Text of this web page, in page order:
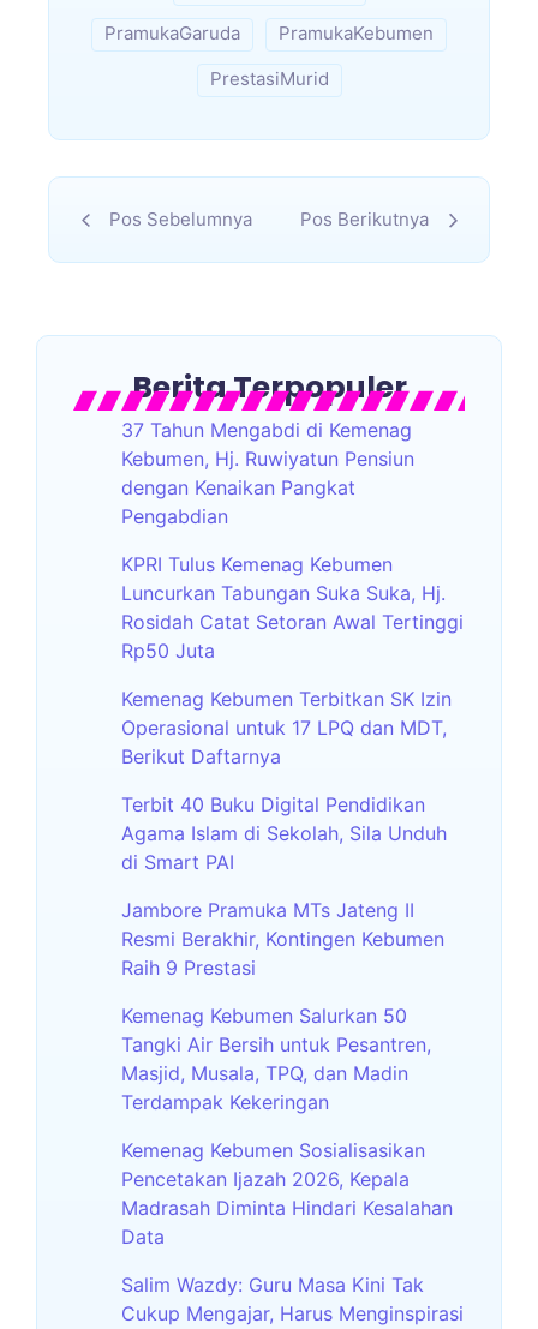
PramukaGaruda
PramukaKebumen
PrestasiMurid
Pos Sebelumnya Pos Berikutnya
Berita Terpopuler
37 Tahun Mengabdi di Kemenag
Kebumen, Hj. Ruwiyatun Pensiun
dengan Kenaikan Pangkat
Pengabdian
KPRI Tulus Kemenag Kebumen
Luncurkan Tabungan Suka Suka, Hj.
Rosidah Catat Setoran Awal Tertinggi
Rp50 Juta
Kemenag Kebumen Terbitkan SK Izin
Operasional untuk 17 LPQ dan MDT,
Berikut Daftarnya
Terbit 40 Buku Digital Pendidikan
Agama Islam di Sekolah, Sila Unduh
di Smart PAI
Jambore Pramuka MTs Jateng II
Resmi Berakhir, Kontingen Kebumen
Raih 9 Prestasi
Kemenag Kebumen Salurkan 50
Tangki Air Bersih untuk Pesantren,
Masjid, Musala, TPQ, dan Madin
Terdampak Kekeringan
Kemenag Kebumen Sosialisasikan
Pencetakan Ijazah 2026, Kepala
Madrasah Diminta Hindari Kesalahan
Data
Salim Wazdy: Guru Masa Kini Tak
Cukup Mengajar, Harus Menginspirasi